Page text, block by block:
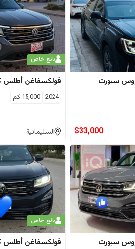
سبورت
$33,000
بائع خاص
فولكسفاغن أطلس
2024
15,000 كم
السليمانية
سبورت
بائع خاص
فولكسفاغن أطلس